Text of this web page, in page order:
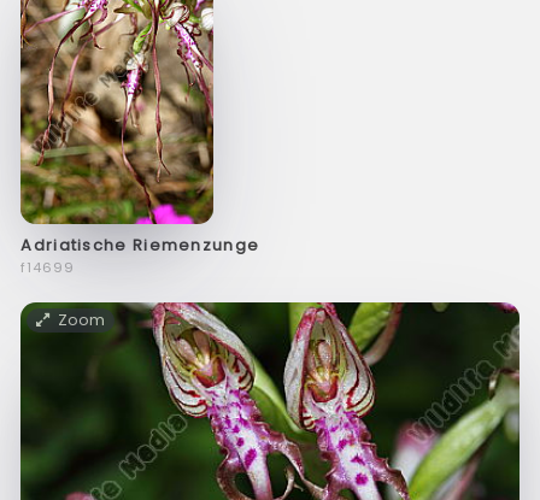
Adriatische Riemenzunge
f14699
Zoom